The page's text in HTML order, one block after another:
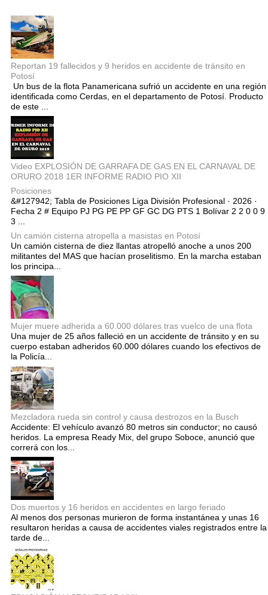
Reportan 19 fallecidos y 9 heridos en accidente de tránsito en
Potosí
Un bus de la flota Panamericana sufrió un accidente en una región
identificada como Cerdas, en el departamento de Potosí. Producto
de este ...
Video EXPLOSIÓN DE GARRAFA DE GAS EN EL CARNAVAL DE
ORURO 2018 1ER INFORME RADIO PIO XII
Posiciones
&#127942; Tabla de Posiciones Liga División Profesional · 2026 ·
Fecha 2 # Equipo PJ PG PE PP GF GC DG PTS 1 Bolívar 2 2 0 0 9
3 ...
Un camión cisterna atropella a masistas en Potosí
Un camión cisterna de diez llantas atropelló anoche a unos 200
militantes del MAS que hacían proselitismo. En la marcha estaban
los principa...
Mujer muere adherida a 60.000 dólares tras vuelco de una flota
Una mujer de 25 años falleció en un accidente de tránsito y en su
cuerpo estaban adheridos 60.000 dólares cuando los efectivos de
la Policía...
Mezcladora rueda sin control y causa destrozos en la Busch
Accidente: El vehículo avanzó 80 metros sin conductor; no causó
heridos. La empresa Ready Mix, del grupo Soboce, anunció que
correrá con los...
Dos muertos y 16 heridos en accidentes en largo feriado
Al menos dos personas murieron de forma instantánea y unas 16
resultaron heridas a causa de accidentes viales registrados entre la
tarde de...